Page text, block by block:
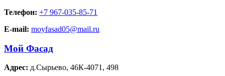
Телефон: +7 967-035-85-71
E-mail: moyfasad05@mail.ru
Мой Фасад
Адрес: д.Сырьево, 46К-4071, 498